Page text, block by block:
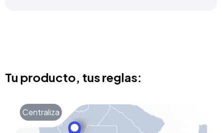
Tu producto, tus reglas:
Centraliza